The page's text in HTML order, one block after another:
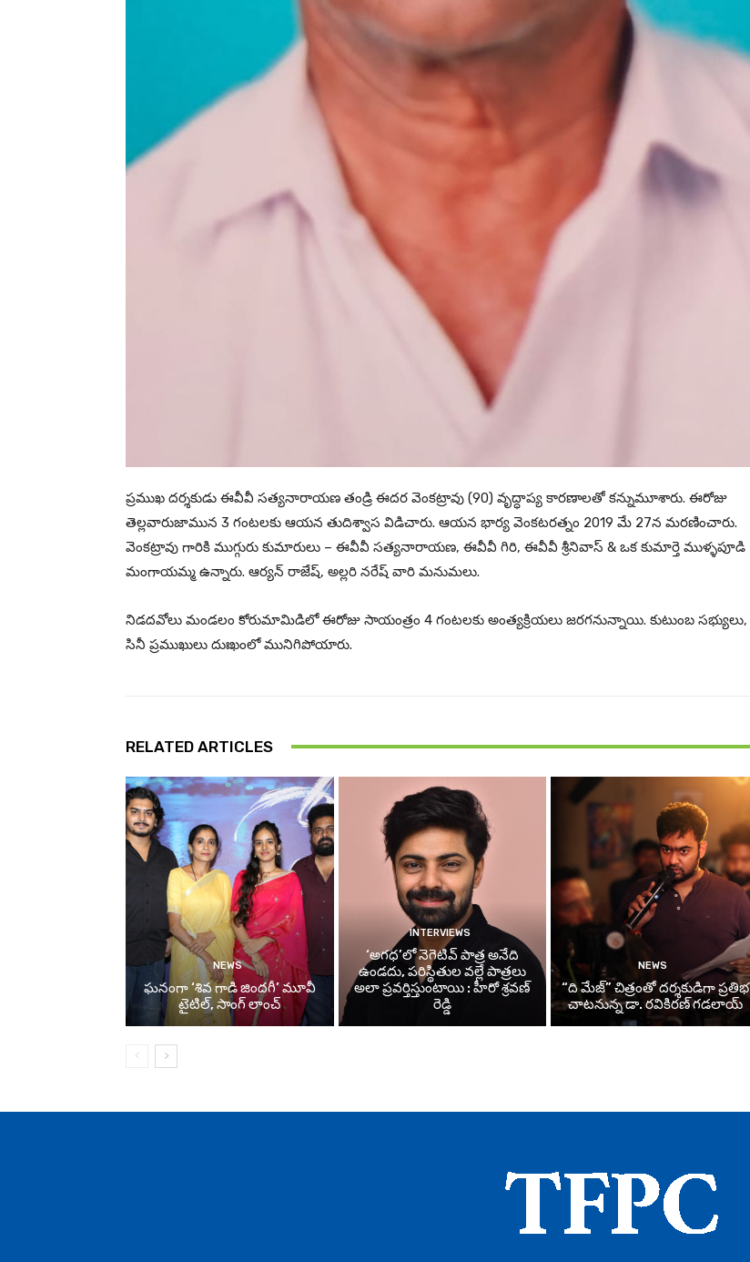
ప్రముఖ దర్శకుడు ఈవీవీ సత్యనారాయణ తండ్రి ఈదర వెంకట్రావు (90) వృద్ధాప్య కారణాలతో కన్నుమూశారు. ఈరోజు
తెల్లవారుజామున 3 గంటలకు ఆయన తుదిశ్వాస విడిచారు. ఆయన భార్య వెంకటరత్నం 2019 మే 27న మరణించారు.
వెంకట్రావు గారికి ముగ్గురు కుమారులు – ఈవీవీ సత్యనారాయణ, ఈవీవీ గిరి, ఈవీవీ శ్రీనివాస్ & ఒక కుమార్తె ముళ్ళపూడి
మంగాయమ్మ ఉన్నారు. ఆర్యన్ రాజేష్, అల్లరి నరేష్ వారి మనుమలు.
నిడదవోలు మండలం కోరుమామిడిలో ఈరోజు సాయంత్రం 4 గంటలకు అంత్యక్రియలు జరగనున్నాయి. కుటుంబ సభ్యులు,
సినీ ప్రముఖులు దుఃఖంలో మునిగిపోయారు.
RELATED ARTICLES
NEWS
ఘనంగా ‘శివ గాడి జింద‌గీ’ మూవీ
టైటిల్, సాంగ్ లాంచ్
INTERVIEWS
‘అగధ’లో నెగెటివ్ పాత్ర అనేది
ఉండదు, పరిస్థితుల వల్లే పాత్రలు
అలా ప్రవర్తిస్తుంటాయి : హీరో శ్రవణ్
రెడ్డి
NEWS
“ది మేజ్” చిత్రంతో దర్శకుడిగా ప్రతిభ
చాటనున్న డా. రవికిరణ్ గడలాయ్